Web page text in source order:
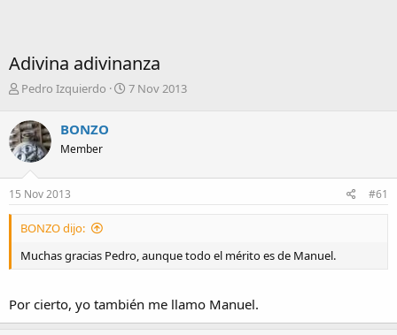
Adivina adivinanza
I
i
c
i
a
d
o
d
l
m
a
Pedro Izquierdo
F
e
i
7 Nov 2013
BONZO
Member
15 Nov 2013 #61
BONZO dijo:
Muchas gracias Pedro, aunque todo el mérito es de Manuel.
Por cierto, yo también me llamo Manuel.